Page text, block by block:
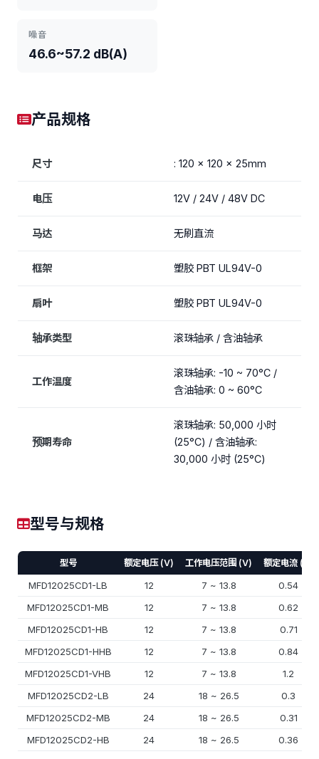
噪音
46.6~57.2 dB(A)
产品规格
尺寸 : 120 x 120 x 25mm
电压 12V / 24V / 48V DC
马达 无刷直流
框架 塑胶 PBT UL94V-0
扇叶 塑胶 PBT UL94V-0
轴承类型 滚珠轴承 / 含油轴承
工作温度
滚珠轴承: -10 ~ 70°C /
含油轴承: 0 ~ 60°C
预期寿命
滚珠轴承: 50,000 小时
(25°C) / 含油轴承:
30,000 小时 (25°C)
型号与规格
型号 额定电压 (V) 工作电压范围 (V) 额定电流 (A)
MFD12025CD1-LB 12 7 ~ 13.8
0.54
MFD12025CD1-MB
12 7 ~ 13.8
0.62
MFD12025CD1-HB
12 7 ~ 13.8
0.71
MFD12025CD1-HHB
12 7 ~ 13.8
0.84
MFD12025CD1-VHB
12 7 ~ 13.8
1.2
MFD12025CD2-LB
24 18 ~ 26.5
0.3
MFD12025CD2-MB
24 18 ~ 26.5
0.31
MFD12025CD2-HB
24 18 ~ 26.5
0.36